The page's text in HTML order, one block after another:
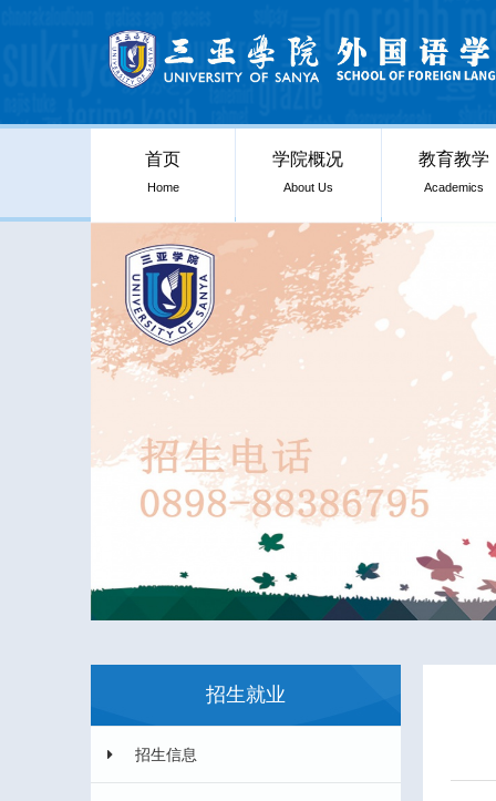
首页
Home
学院概况
About Us
教育教学
Academics
招生就业
招生信息